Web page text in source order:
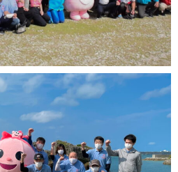
、根茎からアロマを抽出するこ
流出した赤土が、沿岸地域お
てしまうことで、サンゴにダ
、沿岸漁業に被害をもたらし
ります。
強く、雑草対策などもいらな
えておくことで、赤土の流出